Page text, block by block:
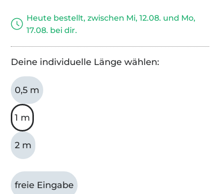
Heute bestellt, zwischen Mi, 12.08. und Mo,
17.08. bei dir.
Deine individuelle Länge wählen:
0,5 m
1 m
2 m
freie Eingabe